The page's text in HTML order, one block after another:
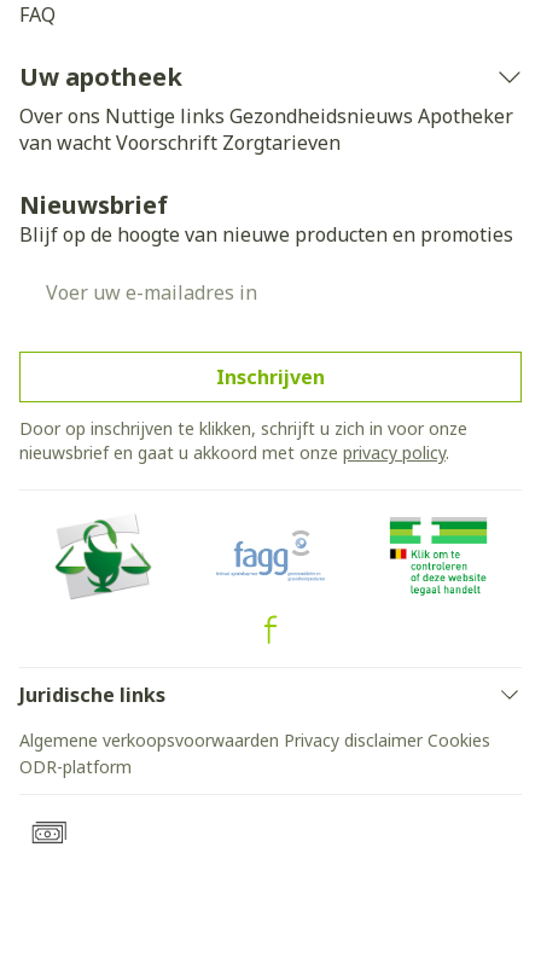
FAQ
Uw apotheek
Over ons Nuttige links Gezondheidsnieuws Apotheker
van wachtVoorschrift Zorgtarieven
Nieuwsbrief
Blijf op de hoogte van nieuwe producten en promoties
Inschrijven
Door op inschrijven te klikken, schrijft u zich in voor onze
nieuwsbrief en gaat u akkoord met onze privacy policy.
Juridische links
Algemene verkoopsvoorwaarden Privacy disclaimer Cookies
ODR-platform